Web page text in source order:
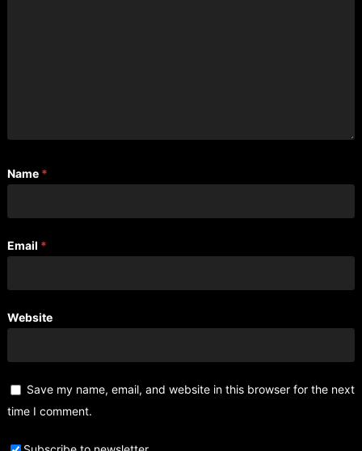
Name *
Email *
Website
Save my name, email, and website in this browser for the next
time I comment.